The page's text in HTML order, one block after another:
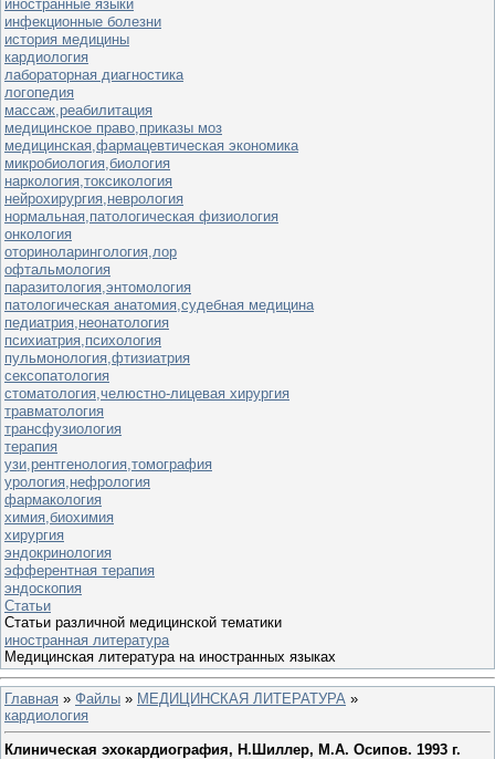
иностранные языки
инфекционные болезни
история медицины
кардиология
лабораторная диагностика
логопедия
массаж,реабилитация
медицинское право,приказы моз
медицинская,фармацевтическая экономика
микробиология,биология
наркология,токсикология
нейрохирургия,неврология
нормальная,патологическая физиология
онкология
оториноларингология,лор
офтальмология
паразитология,энтомология
патологическая анатомия,судебная медицина
педиатрия,неонатология
психиатрия,психология
пульмонология,фтизиатрия
сексопатология
стоматология,челюстно-лицевая хирургия
травматология
трансфузиология
терапия
узи,рентгенология,томография
урология,нефрология
фармакология
химия,биохимия
хирургия
эндокринология
эфферентная терапия
эндоскопия
Статьи
Статьи различной медицинской тематики
иностранная литература
Медицинская литература на иностранных языках
Главная » Файлы » МЕДИЦИНСКАЯ ЛИТЕРАТУРА »
кардиология
Клиническая эхокардиография, Н.Шиллер, М.А. Осипов. 1993 г.